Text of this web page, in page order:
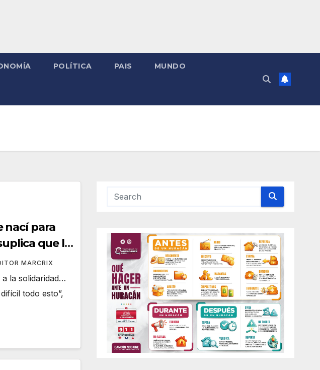
POLÍTICA PAIS MUNDO
nací para
que la
no nació
MARCRIX
la solidaridad…
todo esto”,